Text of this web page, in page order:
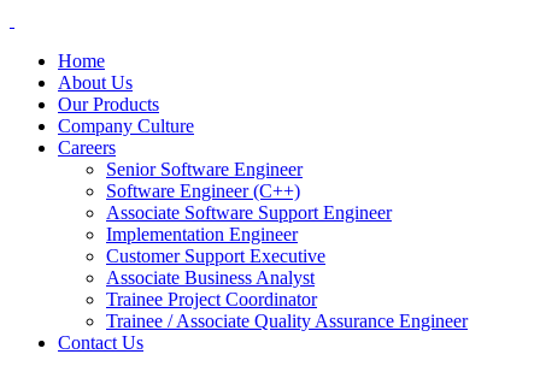
Home
About Us
Our Products
Company Culture
Careers
Senior Software Engineer
Software Engineer (C++)
Associate Software Support Engineer
Implementation Engineer
Customer Support Executive
Associate Business Analyst
Trainee Project Coordinator
Trainee / Associate Quality Assurance Engineer
Contact Us